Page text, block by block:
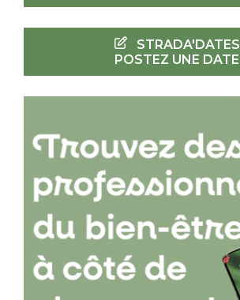
STRADA'DATES
POSTEZ UNE DATE